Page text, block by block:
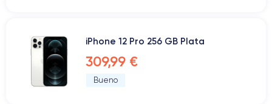
iPhone 12 Pro 256 GB Plata
309,99 €
Bueno